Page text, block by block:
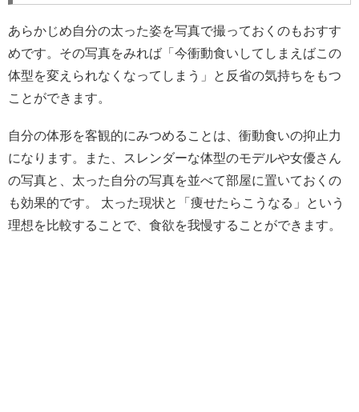
あらかじめ自分の太った姿を写真で撮っておくのもおすす
めです。その写真をみれば「今衝動食いしてしまえばこの
体型を変えられなくなってしまう」と反省の気持ちをもつ
ことができます。
自分の体形を客観的にみつめることは、衝動食いの抑止力
になります。また、スレンダーな体型のモデルや女優さん
の写真と、太った自分の写真を並べて部屋に置いておくの
も効果的です。 太った現状と「痩せたらこうなる」という
理想を比較することで、食欲を我慢することができます。